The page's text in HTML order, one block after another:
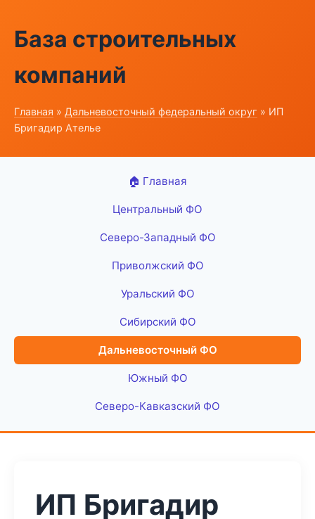
База строительных
компаний
Главная » Дальневосточный федеральный округ » ИП
Бригадир Ателье
🏠 Главная
Центральный ФО
Северо-Западный ФО
Приволжский ФО
Уральский ФО
Сибирский ФО
Дальневосточный ФО
Южный ФО
Северо-Кавказский ФО
ИП Бригадир